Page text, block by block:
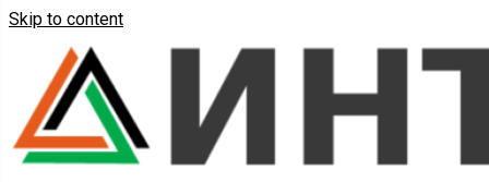
Skip to content